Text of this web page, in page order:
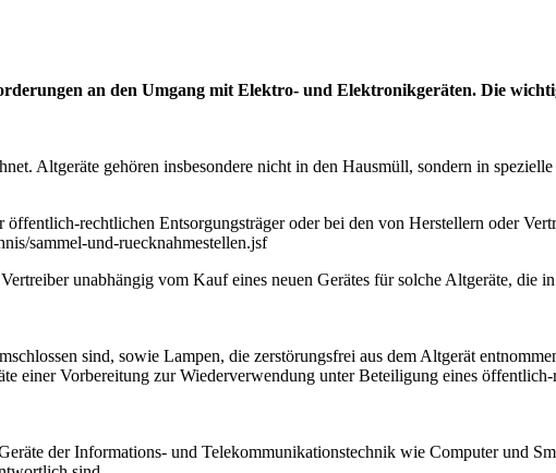
an den Umgang mit Elektro- und Elektronikgeräten. Die
Altgeräte gehören insbesondere nicht in den Hausmüll, sondern in
rechtlichen Entsorgungsträger oder bei den von Herstellern oder
sammel-und-ruecknahmestellen.jsf
unabhängig vom Kauf eines neuen Gerätes für solche Altgeräte, die
sind, sowie Lampen, die zerstörungsfrei aus dem Altgerät
einer Vorbereitung zur Wiederverwendung unter Beteiligung eines
der Informations- und Telekommunikationstechnik wie Computer und